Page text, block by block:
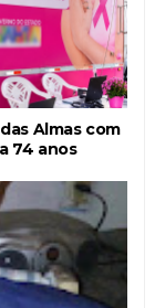
Almas com
74 anos